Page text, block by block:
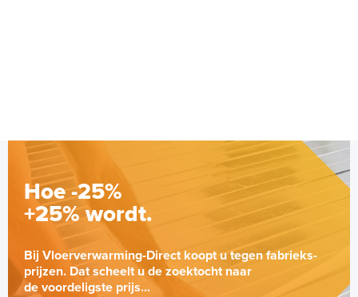
Hoe -25%
+25% wordt.
Bij Vloerverwarming-Direct koopt u tegen fabrieks-
prijzen. Dat scheelt u de zoektocht naar
de voordeligste prijs...